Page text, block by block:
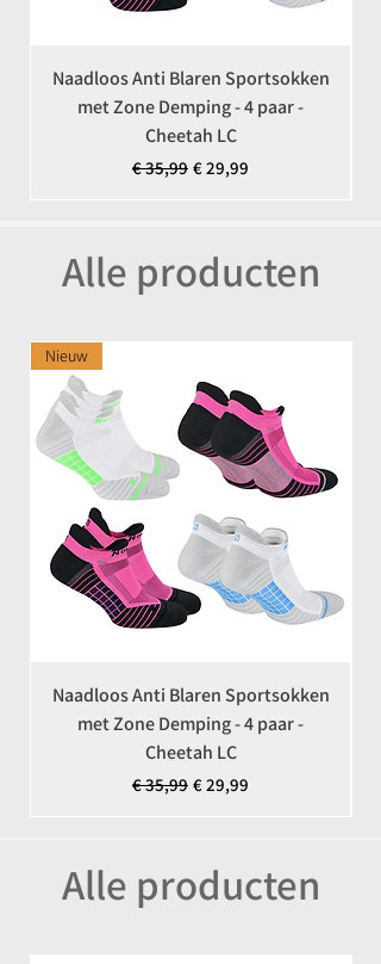
Naadloos Anti Blaren Sportsokken
met Zone Demping - 4 paar -
Cheetah LC
Normale prijs
€ 35,99 Verkoopprijs
€ 29,99
Alle producten
Nieuw
Naadloos Anti Blaren Sportsokken
met Zone Demping - 4 paar -
Cheetah LC
Normale prijs
€ 35,99 Verkoopprijs
€ 29,99
Alle producten